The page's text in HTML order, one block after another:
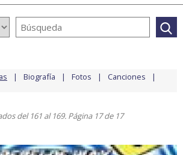
Biografía Fotos Canciones
del 161 al 169. Página 17 de 17